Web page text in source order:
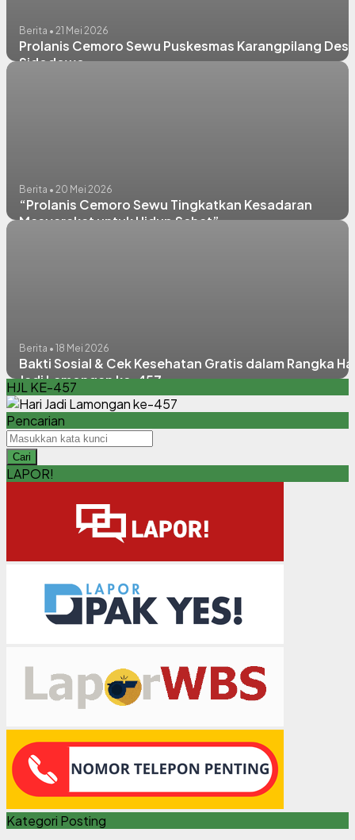
Berita • 21 Mei 2026
Prolanis Cemoro Sewu Puskesmas Karangpilang
Sidodowo
Berita • 20 Mei 2026
“Prolanis Cemoro Sewu Tingkatkan Kesadaran
Masyarakat untuk Hidup Sehat”
Berita • 18 Mei 2026
Bakti Sosial & Cek Kesehatan Gratis dalam Rangka
Jadi Lamongan ke-457
HJL KE-457
Pencarian
Cari
LAPOR!
Kategori Posting